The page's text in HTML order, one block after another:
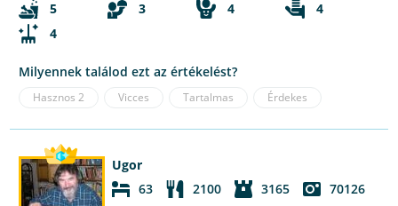
5
3 4
4
4
Milyennek találod ezt az értékelést?
Hasznos 2 Vicces Tartalmas Érdekes
Ugor
63
2100 3165 70126